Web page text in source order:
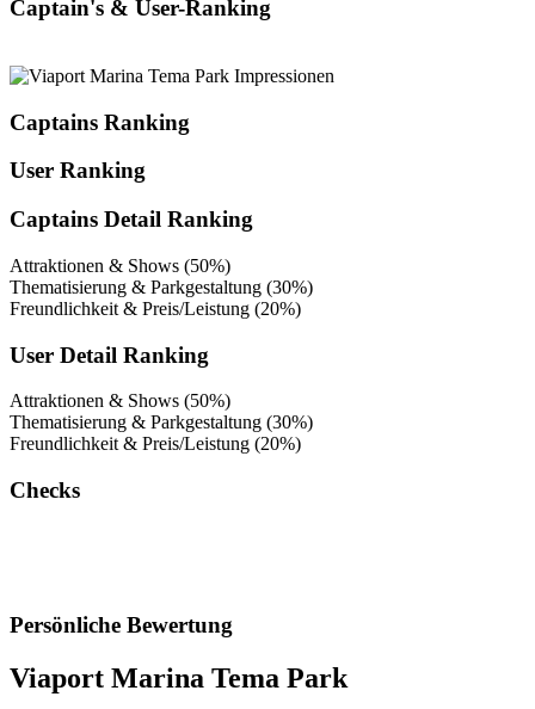
Captain's & User-Ranking
Captains Ranking
User Ranking
Captains Detail Ranking
Attraktionen & Shows (50%)
Thematisierung & Parkgestaltung (30%)
Freundlichkeit & Preis/Leistung (20%)
User Detail Ranking
Attraktionen & Shows (50%)
Thematisierung & Parkgestaltung (30%)
Freundlichkeit & Preis/Leistung (20%)
Checks
Persönliche Bewertung
Viaport Marina Tema Park